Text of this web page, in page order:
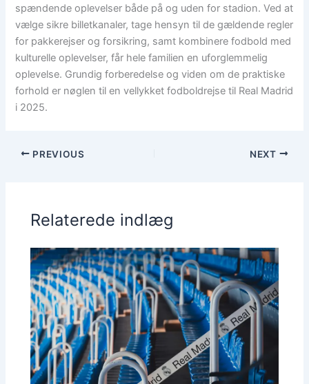
spændende oplevelser både på og uden for stadion. Ved at
vælge sikre billetkanaler, tage hensyn til de gældende regler
for pakkerejser og forsikring, samt kombinere fodbold med
kulturelle oplevelser, får hele familien en uforglemmelig
oplevelse. Grundig forberedelse og viden om de praktiske
forhold er nøglen til en vellykket fodboldrejse til Real Madrid
i 2025.
PREVIOUS NEXT
Relaterede indlæg